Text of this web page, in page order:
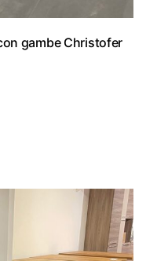
gambe Christofer